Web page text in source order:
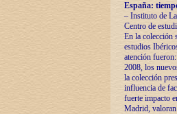
España:
– Instituto de
Centro de
En la colección
estudios
atención
2008, los
la colección
influencia de
fuerte impacto
Madrid,